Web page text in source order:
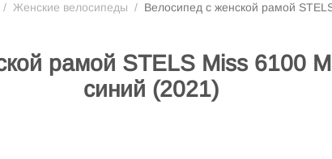
/ Женские велосипеды / Велосипед с женской рамой
рамой STELS Miss 6100
синий (2021)